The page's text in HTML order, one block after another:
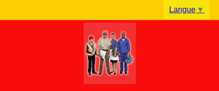
Langue ▼